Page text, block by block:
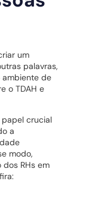
um
palavras,
de
o TDAH e
papel crucial
a
modo,
RHs em